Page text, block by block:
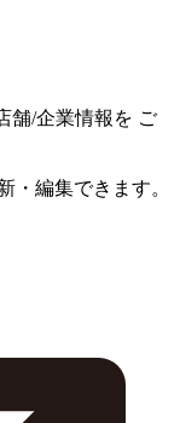
舗/企業情報を ご
・編集できます。